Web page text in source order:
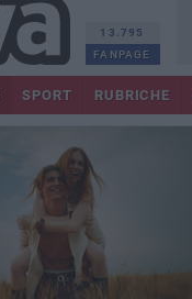
13.795
FANPAGE
SPORT RUBRICHE